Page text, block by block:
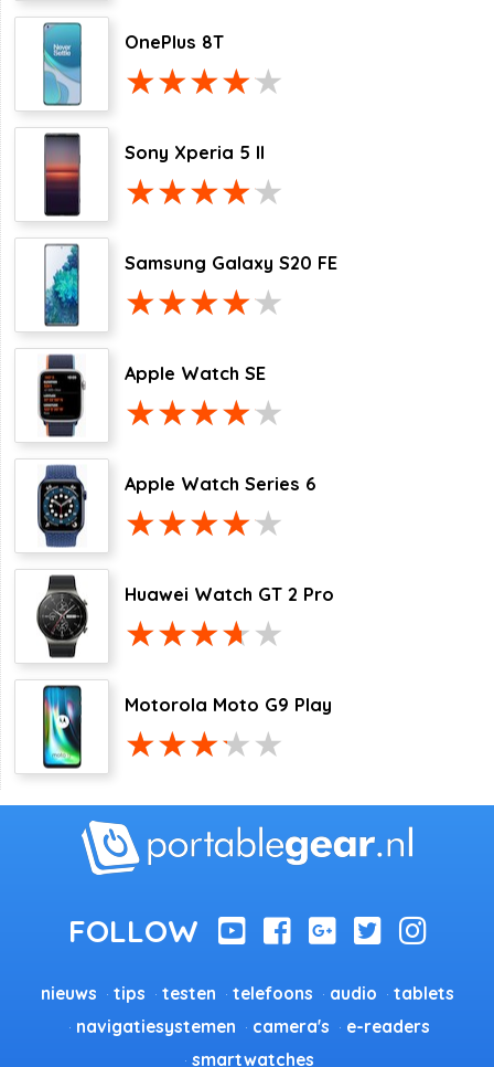
OnePlus 8T
Sony Xperia 5 II
Samsung Galaxy S20 FE
Apple Watch SE
Apple Watch Series 6
Huawei Watch GT 2 Pro
Motorola Moto G9 Play
nieuws tips testen telefoons audio
tablets
navigatiesystemen
camera's
e-readers
smartwatches